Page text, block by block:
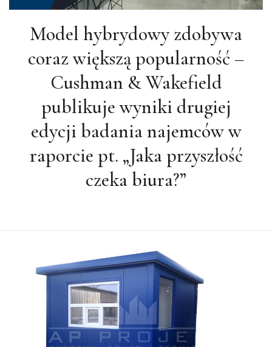
Model hybrydowy zdobywa
coraz większą popularność –
Cushman & Wakefield
publikuje wyniki drugiej
edycji badania najemców w
raporcie pt. „Jaka przyszłość
czeka biura?”